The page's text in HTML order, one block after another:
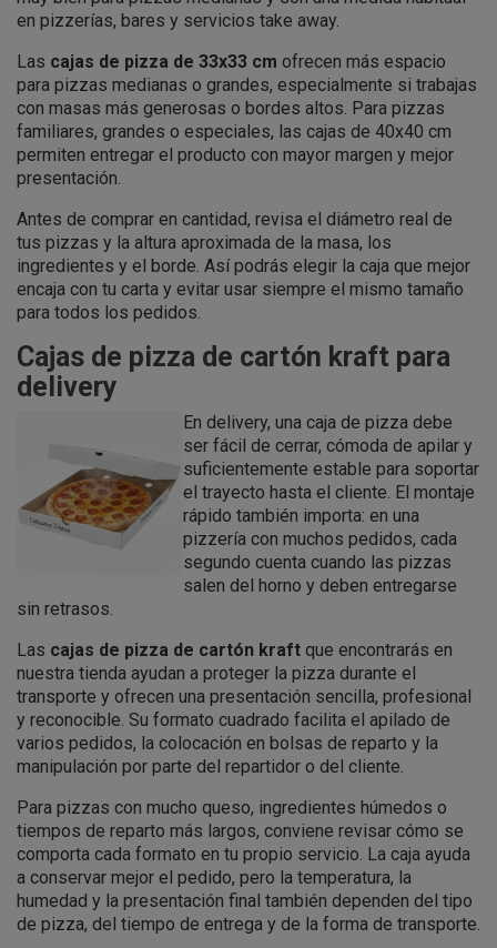
en pizzerías, bares y servicios take away.
Las cajas de pizza de 33x33 cm ofrecen más espacio
para pizzas medianas o grandes, especialmente si trabajas
con masas más generosas o bordes altos. Para pizzas
familiares, grandes o especiales, las cajas de 40x40 cm
permiten entregar el producto con mayor margen y mejor
presentación.
Antes de comprar en cantidad, revisa el diámetro real de
tus pizzas y la altura aproximada de la masa, los
ingredientes y el borde. Así podrás elegir la caja que mejor
encaja con tu carta y evitar usar siempre el mismo tamaño
para todos los pedidos.
Cajas de pizza de cartón kraft para
delivery
En delivery, una caja de pizza debe
ser fácil de cerrar, cómoda de apilar y
suficientemente estable para soportar
el trayecto hasta el cliente. El montaje
rápido también importa: en una
pizzería con muchos pedidos, cada
segundo cuenta cuando las pizzas
salen del horno y deben entregarse
sin retrasos.
Las cajas de pizza de cartón kraft que encontrarás en
nuestra tienda ayudan a proteger la pizza durante el
transporte y ofrecen una presentación sencilla, profesional
y reconocible. Su formato cuadrado facilita el apilado de
varios pedidos, la colocación en bolsas de reparto y la
manipulación por parte del repartidor o del cliente.
Para pizzas con mucho queso, ingredientes húmedos o
tiempos de reparto más largos, conviene revisar cómo se
comporta cada formato en tu propio servicio. La caja ayuda
a conservar mejor el pedido, pero la temperatura, la
humedad y la presentación final también dependen del tipo
de pizza, del tiempo de entrega y de la forma de transporte.